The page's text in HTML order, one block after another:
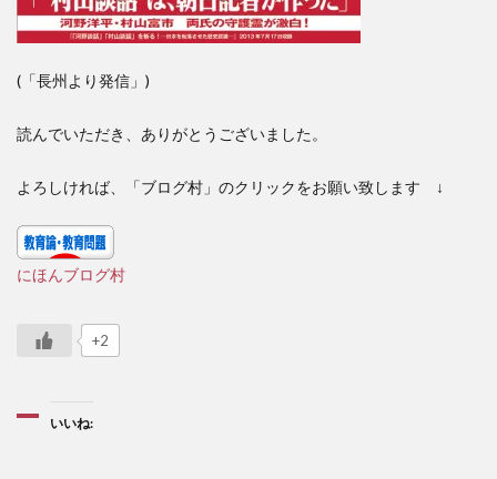
(「長州より発信」)
読んでいただき、ありがとうございました。
よろしければ、「ブログ村」のクリックをお願い致します ↓
にほんブログ村
+2
いいね: